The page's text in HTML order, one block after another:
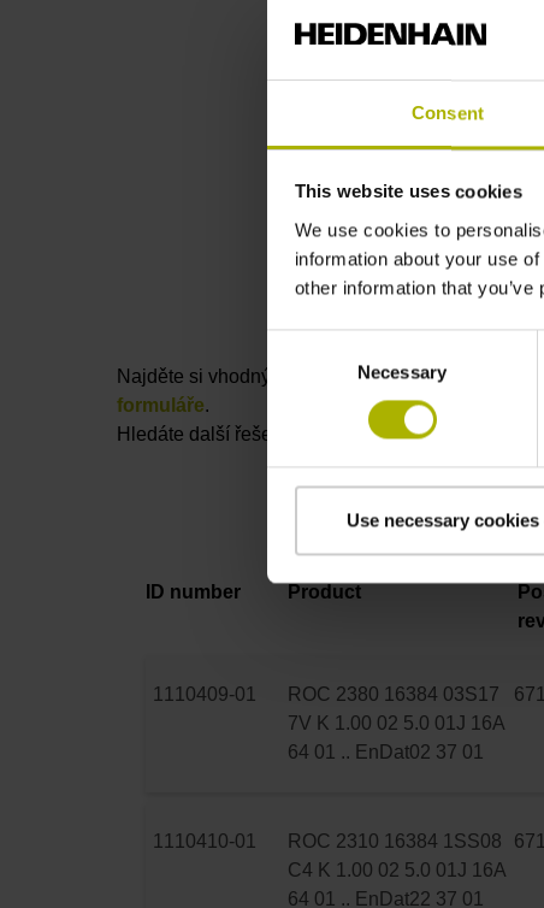
Consent
This website uses cookies
We use cookies to
information about your use
other information that
Selection
Necessary
Use necessary cookies
Najděte si vhodný produkt – Pro další
formuláře.
Hledáte další řešení pro váš obor?Přehled
ID number Product
1110409-01
ROC 2380 16384 03S17
7V K 1.00 02 5.0 01J 16A
64 01 .. EnDat02 37 01
1110410-01
ROC 2310 16384 1SS08
C4 K 1.00 02 5.0 01J 16A
64 01 .. EnDat22 37 01